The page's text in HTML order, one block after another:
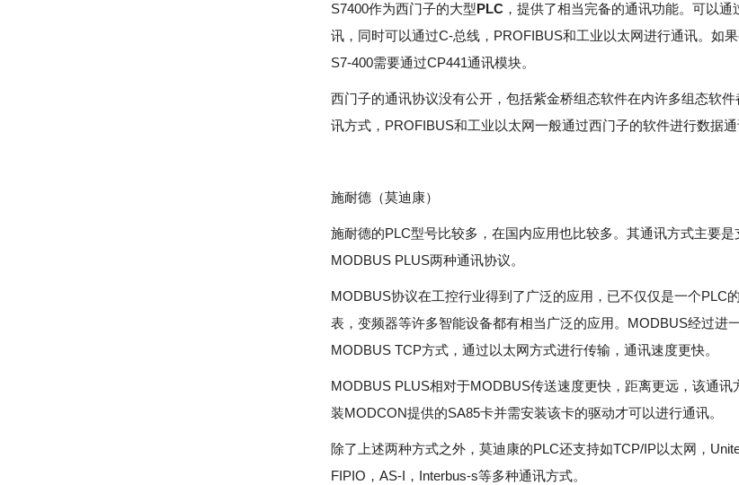
S7400作为西门子的大型PLC ，提供了相当完备的通讯功能。可以
讯，同时可以通过C-总线，PROFIBUS和工业以太网进行通讯。如
S7-400需要通过CP441通讯模块。
西门子的通讯协议没有公开，包括紫金桥组态软件在内许多组态软
讯方式，PROFIBUS和工业以太网一般通过西门子的软件进行数据通
施耐德（莫迪康）
施耐德的PLC型号比较多，在国内应用也比较多。其通讯方式主要
MODBUS PLUS两种通讯协议。
MODBUS协议在工控行业得到了广泛的应用，已不仅仅是一个PLC
表，变频器等许多智能设备都有相当广泛的应用。MODBUS经过进
MODBUS TCP方式，通过以太网方式进行传输，通讯速度更快。
MODBUS PLUS相对于MODBUS传送速度更快，距离更远，该通讯
装MODCON提供的SA85卡并需安装该卡的驱动才可以进行通讯。
除了上述两种方式之外，莫迪康的PLC还支持如TCP/IP以太网，
FIPIO，AS-I，Interbus-s等多种通讯方式。